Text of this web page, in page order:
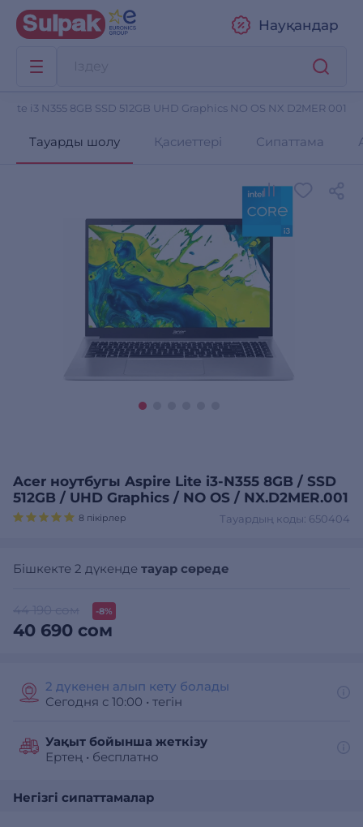
Науқандар
Lite i3 N355 8GB SSD 512GB UHD Graphics NO OS NX D2MER 001
Тауарды шолу Қасиеттері Сипаттама
Acer ноутбугы Aspire Lite i3-N355 8GB / SSD
512GB / UHD Graphics / NO OS / NX.D2MER.001
Тауардың коды: 650404
8 пікірлер
Бішкекте 2 дүкенде тауар сөреде
-8%
40 690 сом
2 дүкенен алып кету болады
Сегодня с 10:00 • тегін
Уақыт бойынша жеткізу
Ертең • бесплатно
Негізгі сипаттамалар